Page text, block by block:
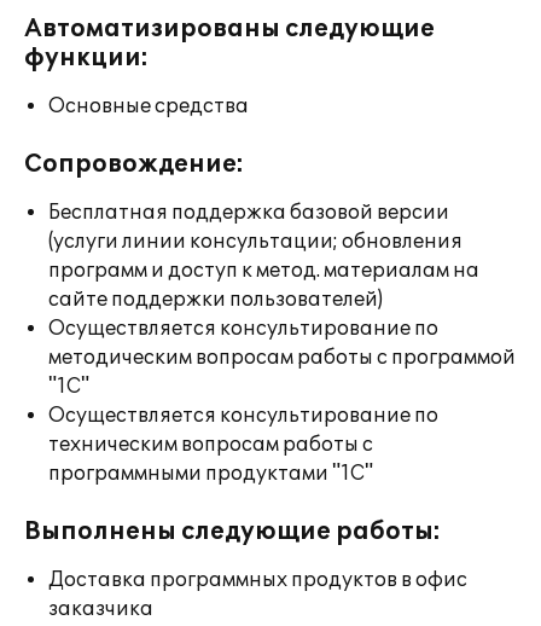
Автоматизированы следующие
функции:
Основные средства
Сопровождение:
Бесплатная поддержка базовой версии
(услуги линии консультации; обновления
программ и доступ к метод. материалам на
сайте поддержки пользователей)
Осуществляется консультирование по
методическим вопросам работы с программой
"1С"
Осуществляется консультирование по
техническим вопросам работы с
программными продуктами "1С"
Выполнены следующие работы:
Доставка программных продуктов в офис
заказчика